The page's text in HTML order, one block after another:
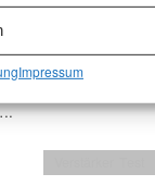
Impressum
zu pervers. Ich
Lieblingsthema.
der Consequense
der filigranen